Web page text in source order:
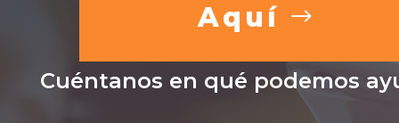
Aquí
Cuéntanos en qué podemos